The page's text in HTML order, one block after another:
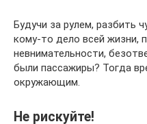
Будучи за рулем, разбить
кому-то дело всей жизни,
невнимательности,
были пассажиры? Тогда
окружающим.
Не рискуйте!